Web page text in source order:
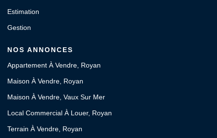
Estimation
Gestion
NOS ANNONCES
Appartement À Vendre, Royan
Maison À Vendre, Royan
Maison À Vendre, Vaux Sur Mer
Local Commercial À Louer, Royan
Terrain À Vendre, Royan